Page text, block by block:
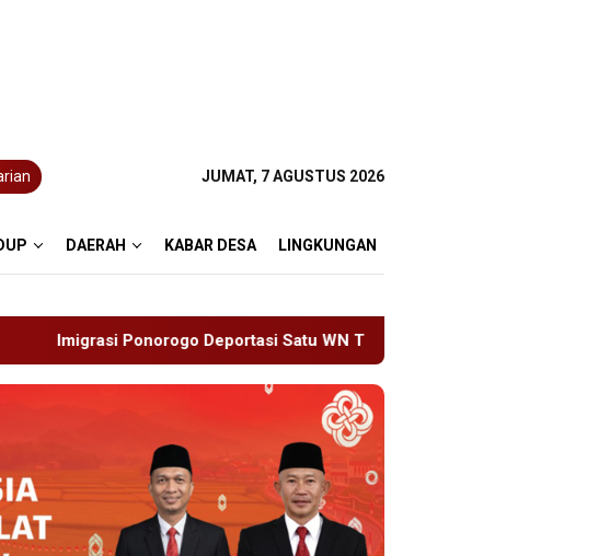
JUMAT, 7 AGUSTUS 2026
DAERAH KABAR DESA LINGKUNGAN
Satu WN Tiongkok Salahgunakan Ijin Tinggal